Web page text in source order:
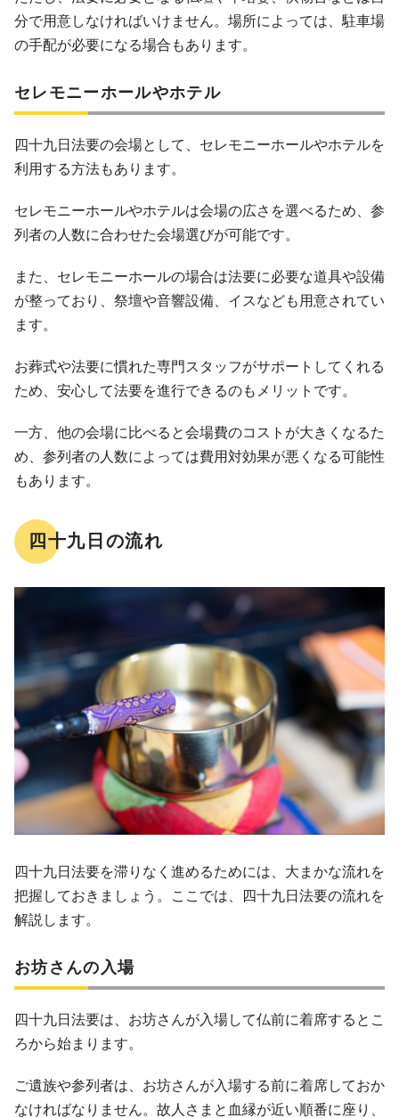
分で用意しなければいけません。場所によっては、駐車場
の手配が必要になる場合もあります。
セレモニーホールやホテル
四十九日法要の会場として、セレモニーホールやホテルを
利用する方法もあります。
セレモニーホールやホテルは会場の広さを選べるため、参
列者の人数に合わせた会場選びが可能です。
また、セレモニーホールの場合は法要に必要な道具や設備
が整っており、祭壇や音響設備、イスなども用意されてい
ます。
お葬式や法要に慣れた専門スタッフがサポートしてくれる
ため、安心して法要を進行できるのもメリットです。
一方、他の会場に比べると会場費のコストが大きくなるた
め、参列者の人数によっては費用対効果が悪くなる可能性
もあります。
四十九日の流れ
四十九日法要を滞りなく進めるためには、大まかな流れを
把握しておきましょう。ここでは、四十九日法要の流れを
解説します。
お坊さんの入場
四十九日法要は、お坊さんが入場して仏前に着席するとこ
ろから始まります。
ご遺族や参列者は、お坊さんが入場する前に着席しておか
なければなりません。故人さまと血縁が近い順番に座り、